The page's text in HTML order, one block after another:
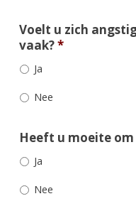
Voelt u zich
vaak?*
Ja
Nee
Heeft u moeite
Ja
Nee